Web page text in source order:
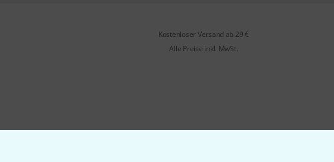
Kostenloser Versand ab 29 €
Alle Preise inkl. MwSt.